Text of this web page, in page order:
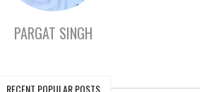
PARGAT SINGH
RECENT POPULAR POSTS